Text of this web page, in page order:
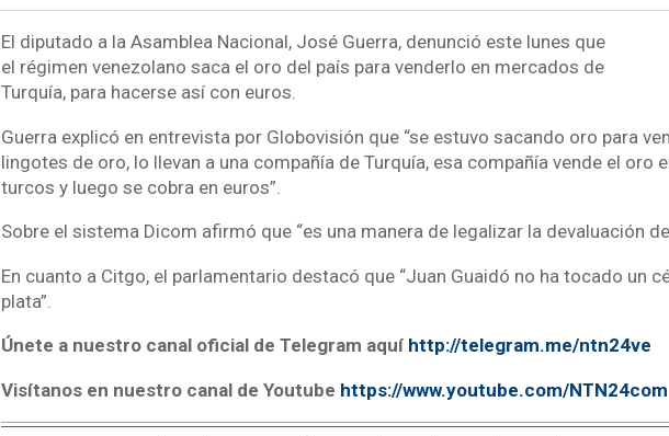
El diputado a la Asamblea Nacional, José Guerra, denunció este lunes que
el régimen venezolano saca el oro del país para venderlo en mercados de
Turquía, para hacerse así con euros.
Guerra explicó en entrevista por Globovisión que “se estuvo sacando oro para
lingotes de oro, lo llevan a una compañía de Turquía, esa compañía vende el oro
turcos y luego se cobra en euros”.
Sobre el sistema Dicom afirmó que “es una manera de legalizar la devaluación
En cuanto a Citgo, el parlamentario destacó que “Juan Guaidó no ha tocado un
plata”.
Únete a nuestro canal oficial de Telegram aquí http://telegram.me/ntn24ve
Visítanos en nuestro canal de Youtube https://www.youtube.com/NTN24com